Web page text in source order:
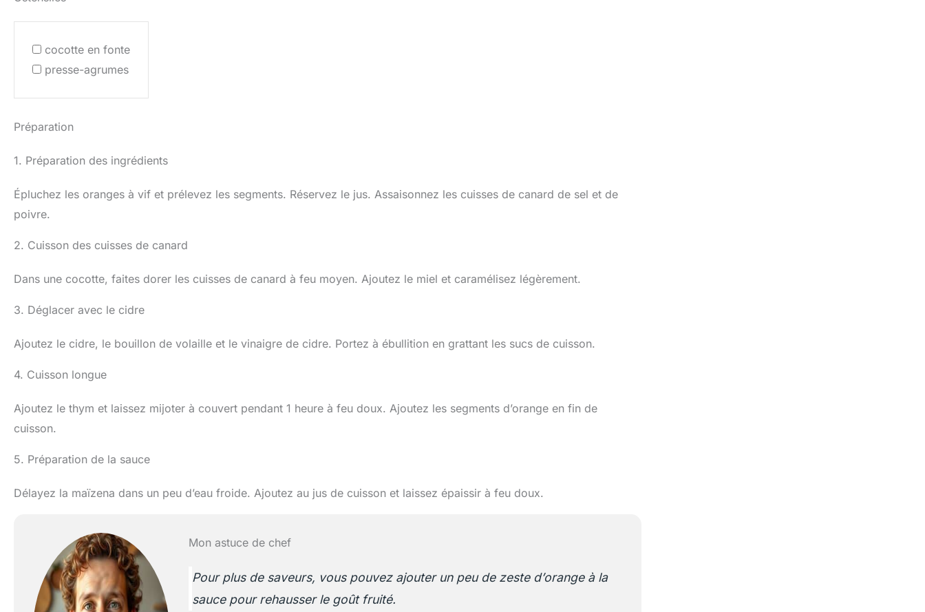
cocotte en fonte
presse-agrumes
Préparation
1. Préparation des ingrédients
Épluchez les oranges à vif et prélevez les segments. Réservez le jus. Assaisonnez les cuisses de canard de sel et de
poivre.
2. Cuisson des cuisses de canard
Dans une cocotte, faites dorer les cuisses de canard à feu moyen. Ajoutez le miel et caramélisez légèrement.
3. Déglacer avec le cidre
Ajoutez le cidre, le bouillon de volaille et le vinaigre de cidre. Portez à ébullition en grattant les sucs de cuisson.
4. Cuisson longue
Ajoutez le thym et laissez mijoter à couvert pendant 1 heure à feu doux. Ajoutez les segments d’orange en fin de
cuisson.
5. Préparation de la sauce
Délayez la maïzena dans un peu d’eau froide. Ajoutez au jus de cuisson et laissez épaissir à feu doux.
Mon astuce de chef
Pour plus de saveurs, vous pouvez ajouter un peu de zeste d’orange à la
sauce pour rehausser le goût fruité.